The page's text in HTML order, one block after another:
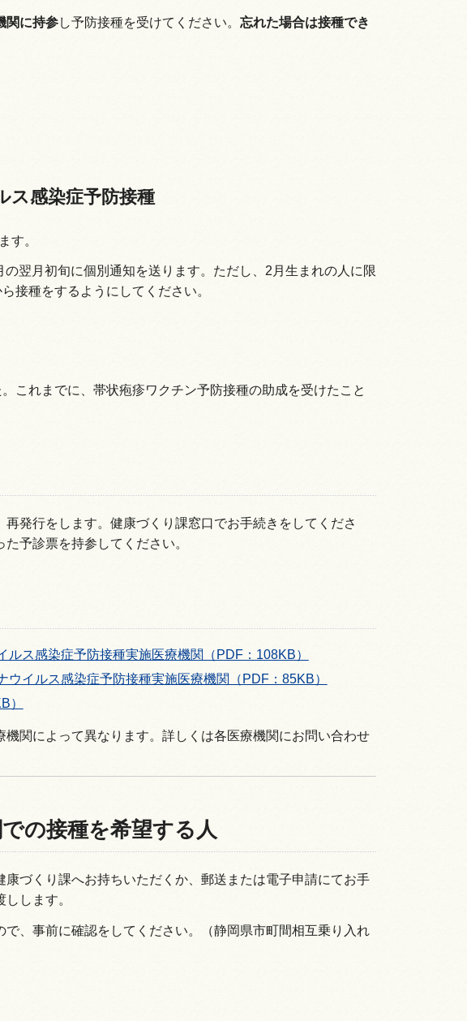
関に持参し予防接種を受けてください。 忘れた場合は接種でき
ス感染症予防接種
す。
翌月初旬に個別通知を送ります。ただし、2月生まれの人に限
接種をするようにしてください。
これまでに、帯状疱疹ワクチン予防接種の助成を受けたこと
発行をします。健康づくり課窓口でお手続きをしてくださ
予診票を持参してください。
ス感染症予防接種実施医療機関（PDF：108KB）
イルス感染症予防接種実施医療機関（PDF：85KB）
）
関によって異なります。詳しくは各医療機関にお問い合わせ
の接種を希望する人
づくり課へお持ちいただくか、郵送または電子申請にてお手
します。
、事前に確認をしてください。（静岡県市町間相互乗り入れ